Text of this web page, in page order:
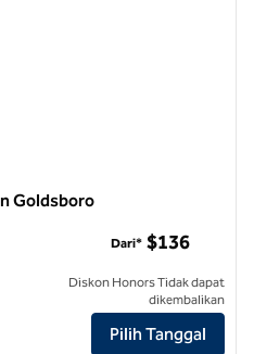
Goldsboro
Suites by Hilton Goldsboro
Dari* $136
Diskon Honors Tidak dapat
dikembalikan
Pilih Tanggal